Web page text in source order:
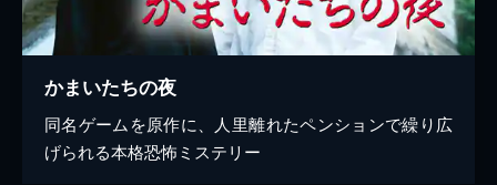
かまいたちの夜
同名ゲームを原作に、人里離れたペンションで繰り広
げられる本格恐怖ミステリー